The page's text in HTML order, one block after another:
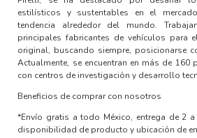
estilísticos y sustentables en el
tendencia alrededor del mundo.
principales fabricantes de vehículos para
original, buscando siempre, posicionarse
Actualmente, se encuentran en más de
con centros de investigación y desarrollo
Beneficios de comprar con nosotros
*Envío gratis a todo México, entrega de 2
disponibilidad de producto y ubicación de